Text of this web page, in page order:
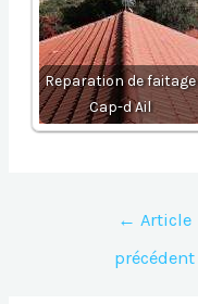
Reparation de faitage
Cap-d Ail
Navigation
l’article
← Article
précédent